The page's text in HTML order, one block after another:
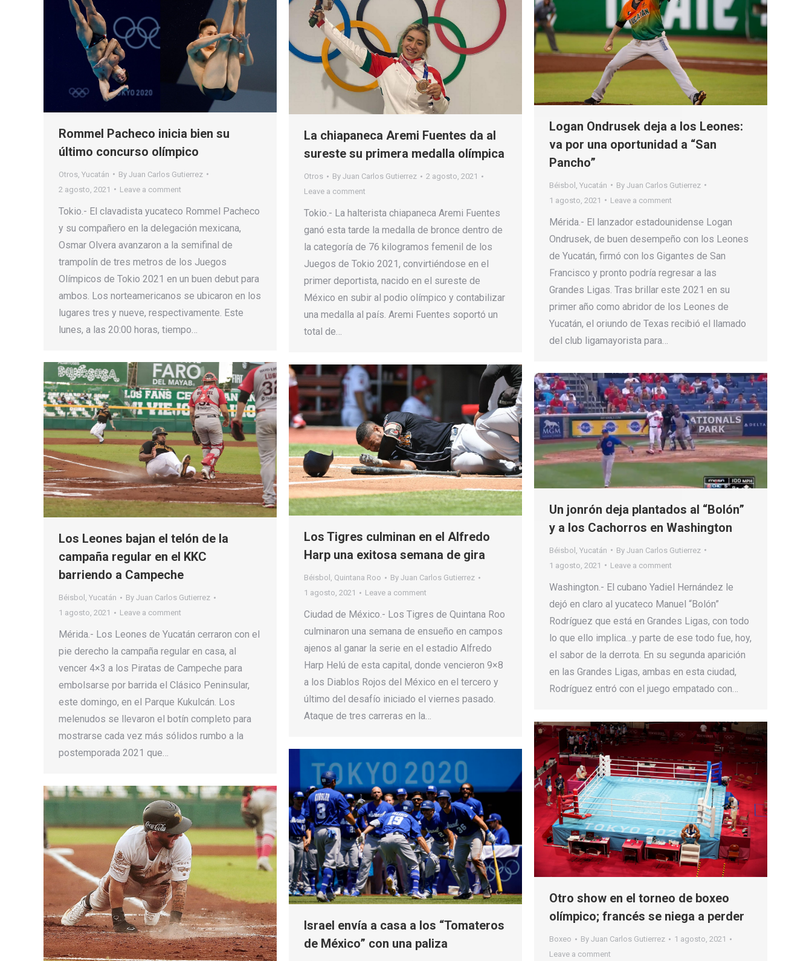
Rommel Pacheco inicia bien su
último concurso olímpico
Otros Yucatán By Juan Carlos Gutierrez
2 agosto, 2021
Leave a comment
Tokio.- El clavadista yucateco Rommel Pacheco
y su compañero en la delegación mexicana,
Osmar Olvera avanzaron a la semifinal de
trampolín de tres metros de los Juegos
Olímpicos de Tokio 2021 en un buen debut para
ambos. Los norteamericanos se ubicaron en los
lugares tres y nueve, respectivamente. Este
lunes, a las 20:00 horas, tiempo…
La chiapaneca Aremi Fuentes da al
sureste su primera medalla olímpica
Otros By Juan Carlos Gutierrez
2 agosto, 2021
Leave a comment
Tokio.- La halterista chiapaneca Aremi Fuentes
ganó esta tarde la medalla de bronce dentro de
la categoría de 76 kilogramos femenil de los
Juegos de Tokio 2021, convirtiéndose en el
primer deportista, nacido en el sureste de
México en subir al podio olímpico y contabilizar
una medalla al país. Aremi Fuentes soportó un
total de…
Logan Ondrusek deja a los Leones:
va por una oportunidad a “San
Pancho”
Béisbol Yucatán By Juan Carlos Gutierrez
1 agosto, 2021
Leave a comment
Mérida.- El lanzador estadounidense Logan
Ondrusek, de buen desempeño con los Leones
de Yucatán, firmó con los Gigantes de San
Francisco y pronto podría regresar a las
Grandes Ligas. Tras brillar este 2021 en su
primer año como abridor de los Leones de
Yucatán, el oriundo de Texas recibió el llamado
del club ligamayorista para…
Los Leones bajan el telón de la
campaña regular en el KKC
barriendo a Campeche
Béisbol , Yucatán By Juan Carlos Gutierrez
1 agosto, 2021
Leave a comment
Mérida.- Los Leones de Yucatán cerraron con el
pie derecho la campaña regular en casa, al
vencer 4×3 a los Piratas de Campeche para
embolsarse por barrida el Clásico Peninsular,
este domingo, en el Parque Kukulcán. Los
melenudos se llevaron el botín completo para
mostrarse cada vez más sólidos rumbo a la
postemporada 2021 que…
Los Tigres culminan en el Alfredo
Harp una exitosa semana de gira
Béisbol , Quintana Roo By Juan Carlos Gutierrez
1 agosto, 2021
Leave a comment
Ciudad de México.- Los Tigres de Quintana Roo
culminaron una semana de ensueño en campos
ajenos al ganar la serie en el estadio Alfredo
Harp Helú de esta capital, donde vencieron 9×8
a los Diablos Rojos del México en el tercero y
último del desafío iniciado el viernes pasado.
Ataque de tres carreras en la…
Un jonrón deja plantados al “Bolón”
y a los Cachorros en Washington
Béisbol Yucatán By Juan Carlos Gutierrez
1 agosto, 2021
Leave a comment
Washington.- El cubano Yadiel Hernández le
dejó en claro al yucateco Manuel “Bolón”
Rodríguez que está en Grandes Ligas, con todo
lo que ello implica…y parte de ese todo fue, hoy,
el sabor de la derrota. En su segunda aparición
en las Grandes Ligas, ambas en esta ciudad,
Rodríguez entró con el juego empatado con…
Otro show en el torneo de boxeo
olímpico; francés se niega a perder
Boxeo By Juan Carlos Gutierrez
1 agosto, 2021
Leave a comment
Israel envía a casa a los “Tomateros
de México” con una paliza